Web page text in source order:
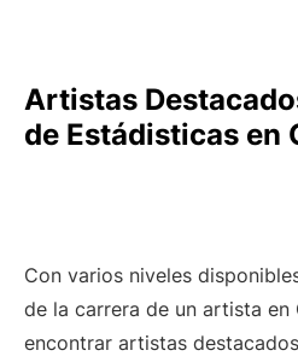
Artistas
de Estádisticas en
Con varios niveles
de la carrera de un artista en
encontrar artistas